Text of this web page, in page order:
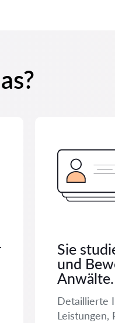
Sie
und
Anwälte.
Detaillierte
Leistungen,